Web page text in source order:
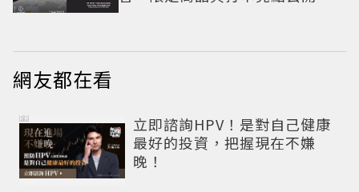
網友都在看
立即諮詢HPV！是對自己健康
最好的投資，把握現在不嫌
晚！
PR